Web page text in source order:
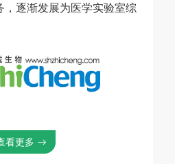
，逐渐发展为医学实验室综
看更多